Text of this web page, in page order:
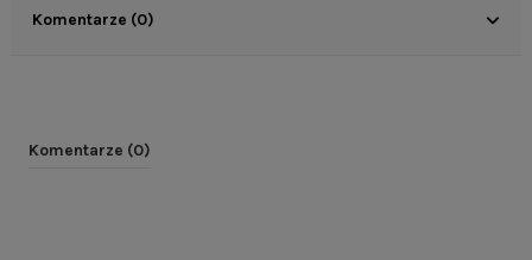
Komentarze (0)
Komentarze (0)